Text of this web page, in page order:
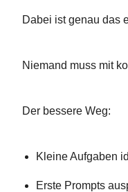
Dabei ist genau das
Niemand muss mit
Der bessere Weg:
Kleine Aufgaben
Erste Prompts